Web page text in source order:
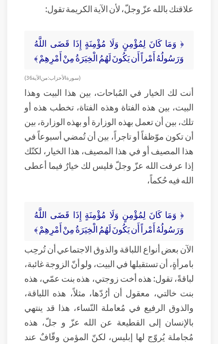
علاقتك بالله عزّ وجلّ، لأن الآية الكريمة تقول:
﴿ وَمَا كَانَ لِمُؤْمِنٍ وَلَا مُؤْمِنَةٍ إِذَا قَضَى اللَّهُ
وَرَسُولُهُ أَمْراً أَن يَكُونَ لَهُمُ الْخِيَرَةُ مِنْ أَمْرِهِمْ ﴾
( سورة الأحزاب: من الآية 36 )
أنت لك الخيار في المُباحات، بين هذا البيت وهذا
البيت، بين هذه الفتاة وهذه الفتاة، تخطب هذه أو
تلك، بين أن تعمل بهذه الوزارة أو بهذه الوزارة، بين
أن تكون موّظفاً أو تاجراً، بين أن تُمضي أسبوعاً في
هذا المصيف أو في هذا المصيف، هذا الخيار، لكنّك
إذا عرفت الله عزّ وجلّ فليس لك خيارٌ فيما أعطى
الله فيه حُكماً،
﴿ وَمَا كَانَ لِمُؤْمِنٍ وَلَا مُؤْمِنَةٍ إِذَا قَضَى اللَّهُ
وَرَسُولُهُ أَمْراً أَن يَكُونَ لَهُمُ الْخِيَرَةُ مِنْ أَمْرِهِمْ ﴾
الآن بعض أنواع اللباقة والذوق الاجتماعي أن تُرحِب
بامرأةٍ، أن تستقبلها في البيت، ولو أنّ الزوجة غائبة،
لباقةً، تقول: هذه أخت زوجتي، هذه بنت عمّي، هذه
بنت خالتي، معقول أن أرُدّها، مثلاً، هذه اللباقة،
والذوق الرفيع في مُعاملة النّساء، هذا قد ينتهي
بالإنسان إلى القطيعة عن الله عزّ و جلّ، هذه
مُجاملة يُروّج لها إبليس، لكنّ المؤمن وقّافٌ عند